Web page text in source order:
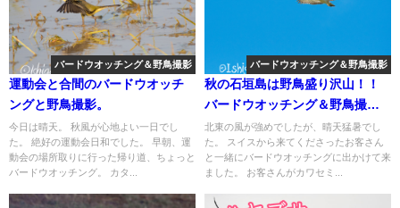
バードウオッチング＆野鳥撮影
運動会と合間のバードウオッチ
ングと野鳥撮影。
今日は晴天。 秋風が心地よい一日でし
た。 絶好の運動会日和でした。 早朝、運
動会の場所取りに行った帰り道、ちょっと
バードウオッチング。 カタ...
バードウオッチング＆野鳥撮影
秋の石垣島は野鳥盛り沢山！！
バードウオッチング＆野鳥撮影
ツアー。
北東の風が強めでしたが、晴天猛暑でし
た。 スイスから来てくださったお客さん
と一緒にバードウオッチングに出かけて来
ました。 お客さんがカワセミ...